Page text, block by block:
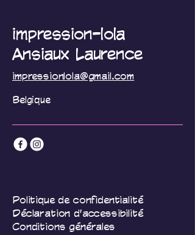
impression-lola
Ansiaux Laurence
impressionlola@gmail.com
Belgique
Politique de confidentialité
Déclaration d'accessibilité
Conditions générales